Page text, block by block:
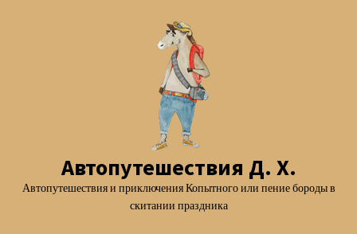
Автопутешествия Д. Х.
Автопутешествия и приключения Копытного или пение бороды в
скитании праздника